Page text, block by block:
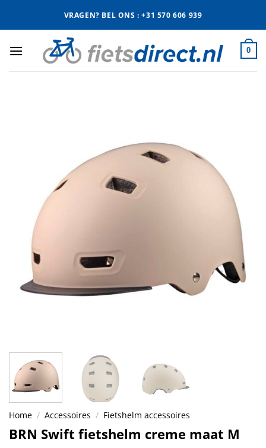
VRAGEN? BEL ONS : +31 570 606 939
0
Home / Accessoires / Fietshelm accessoires
BRN Swift fietshelm creme maat M